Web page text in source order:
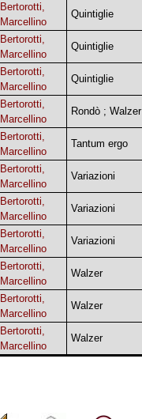
Bertorotti,
Marcellino
Quintiglie
Bertorotti,
Marcellino
Quintiglie
Bertorotti,
Marcellino
Quintiglie
Bertorotti,
Marcellino
Rondò ; Walzer
Bertorotti,
Marcellino
Tantum ergo
Bertorotti,
Marcellino
Variazioni
Bertorotti,
Marcellino
Variazioni
Bertorotti,
Marcellino
Variazioni
Bertorotti,
Marcellino
Walzer
Bertorotti,
Marcellino
Walzer
Bertorotti,
Marcellino
Walzer